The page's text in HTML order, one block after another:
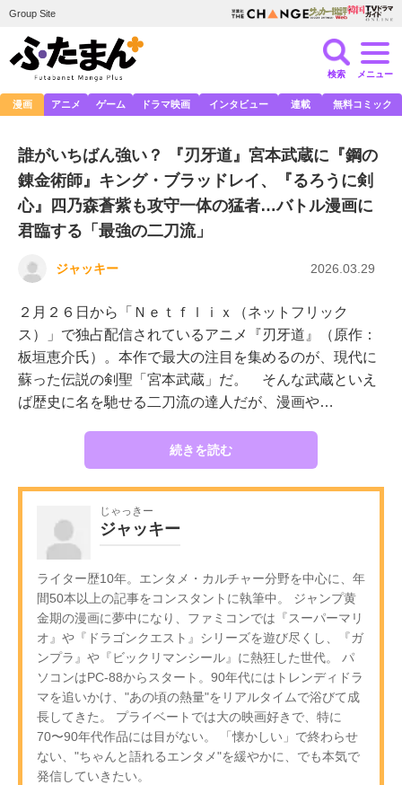
Group Site
検索 メニュー
漫画 アニメ ゲーム ドラマ映画 インタビュー 連載 無料コミック
誰がいちばん強い？ 『刃牙道』宮本武蔵に『鋼の
錬金術師』キング・ブラッドレイ、『るろうに剣
心』四乃森蒼紫も攻守一体の猛者…バトル漫画に
君臨する「最強の二刀流」
ジャッキー 2026.03.29
２月２６日から「Ｎｅｔｆｌｉｘ（ネットフリック
ス）」で独占配信されているアニメ『刃牙道』（原作：
板垣恵介氏）。本作で最大の注目を集めるのが、現代に
蘇った伝説の剣聖「宮本武蔵」だ。 そんな武蔵といえ
ば歴史に名を馳せる二刀流の達人だが、漫画や…
続きを読む
じゃっきー
ジャッキー
ライター歴10年。エンタメ・カルチャー分野を中心に、年
間50本以上の記事をコンスタントに執筆中。 ジャンプ黄
金期の漫画に夢中になり、ファミコンでは『スーパーマリ
オ』や『ドラゴンクエスト』シリーズを遊び尽くし、『ガ
ンプラ』や『ビックリマンシール』に熱狂した世代。 パ
ソコンはPC-88からスタート。90年代にはトレンディドラ
マを追いかけ、"あの頃の熱量"をリアルタイムで浴びて成
長してきた。 プライベートでは大の映画好きで、特に
70〜90年代作品には目がない。 「懐かしい」で終わらせ
ない、"ちゃんと語れるエンタメ"を緩やかに、でも本気で
発信していきたい。